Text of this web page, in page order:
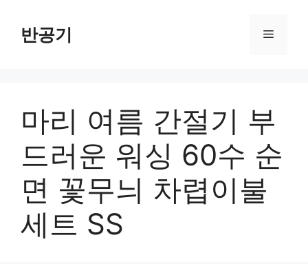
반공기 메
마리 여름 간절기 부
드러운 워싱 60수 순
면 꽃무늬 차렵이불
세트 SS